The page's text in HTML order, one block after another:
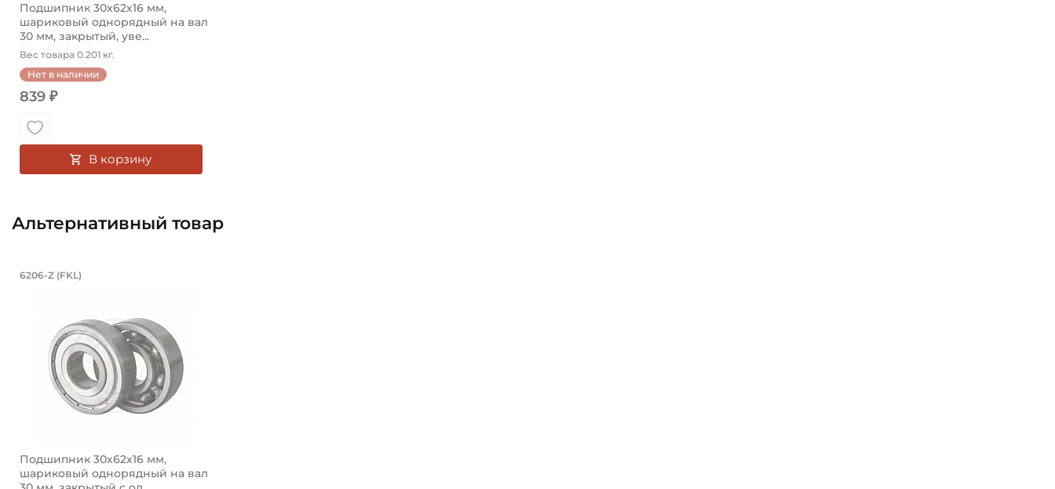
Подшипник 30х62х16 мм,
шариковый однорядный на вал
30 мм, закрытый, уве...
Вес товара 0.201 кг.
Нет в наличии
839 ₽
В корзину
Альтернативный товар
Подшипник 30х62х16 мм, шариковый однорядный на вал 30 мм, закрытый с одной стороны. Артикул 6206-Z
6206-Z (FKL)
Подшипник 30х62х16 мм,
шариковый однорядный на вал